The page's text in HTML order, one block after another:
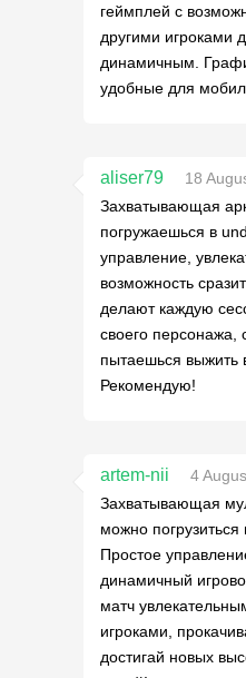
геймплей с
другими игроками
динамичным.
удобные для
aliser79
18
Захватывающая
погружаешься в
управление,
возможность
делают каждую
своего персонажа,
пытаешься выжить
Рекомендую!
artem-nii
4
Захватывающая
можно
Простое
динамичный
матч
игроками,
достигай новых